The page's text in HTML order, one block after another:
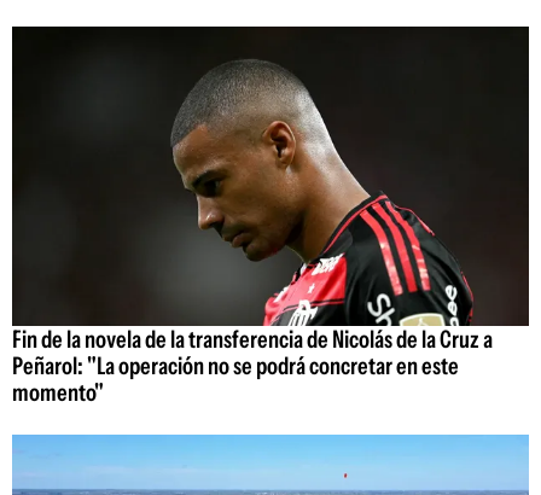
Fin de la novela de la transferencia de Nicolás de la Cruz a
Peñarol: "La operación no se podrá concretar en este
momento"